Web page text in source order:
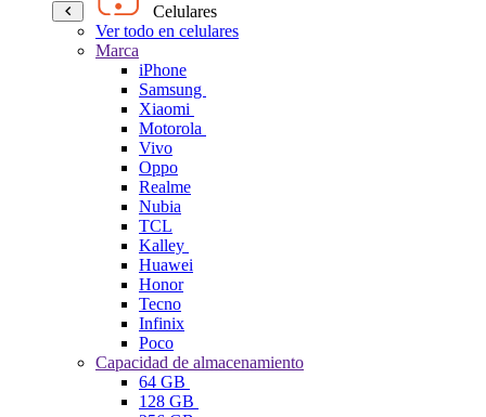
Celulares
Ver todo en celulares
Marca
iPhone
Samsung
Xiaomi
Motorola
Vivo
Oppo
Realme
Nubia
TCL
Kalley
Huawei
Honor
Tecno
Infinix
Poco
Capacidad de almacenamiento
64 GB
128 GB